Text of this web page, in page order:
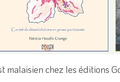
malaisien chez les éditions